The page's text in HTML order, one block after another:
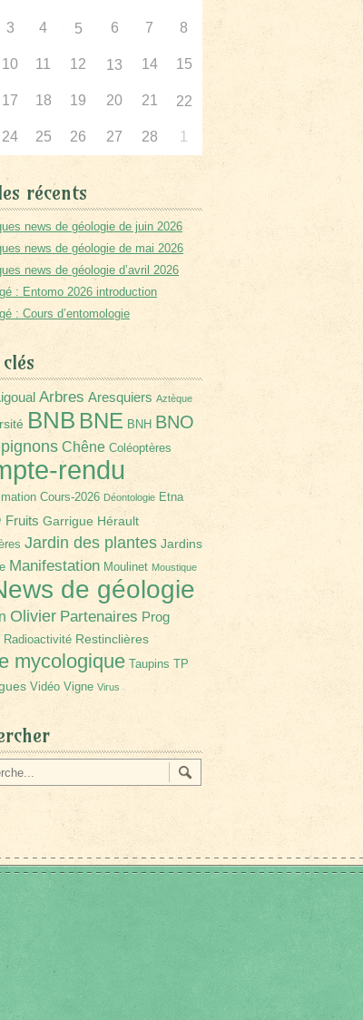
3 4 5 6 7 8
10 11 12 13 14 15
17 18 19 20 21 22
24 25 26 27 28 1
récents
news de géologie de juin 2026
news de géologie de mai 2026
news de géologie d’avril 2026
: Entomo 2026 introduction
: Cours d’entomologie
Arbres Aresquiers Aztèque
BNB BNE BNH BNO
Chêne Coléoptères
rendu
Cours-2026 Déontologie Etna
Fruits Garrigue Hérault
Jardin des plantes Jardins
Manifestation Moulinet Moustique
de géologie
Olivier Partenaires Prog
Radioactivité Restinclières
mycologique Taupins TP
Vidéo Vigne Virus